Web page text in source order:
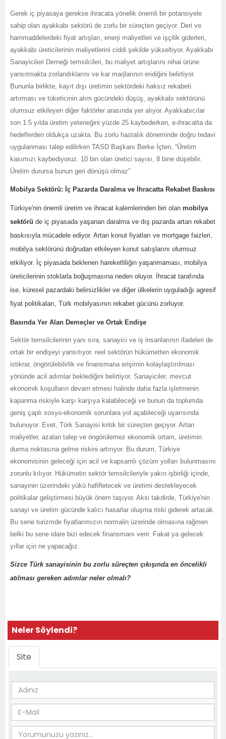
Gerek iç piyasaya gerekse ihracata yönelik önemli bir potansiyele
sahip olan ayakkabı sektörü de zorlu bir süreçten geçiyor. Deri ve
hammaddelerdeki fiyat artışları, enerji maliyetleri ve işçilik giderleri,
ayakkabı üreticilerinin maliyetlerini ciddi şekilde yükseltiyor. Ayakkabı
Sanayicileri Derneği temsilcileri, bu maliyet artışlarını nihai ürüne
yansıtmakta zorlandıklarını ve kar marjlarının eridiğini belirtiyor.
Bununla birlikte, kayıt dışı üretimin sektördeki haksız rekabeti
artırması ve tüketicinin alım gücündeki düşüş, ayakkabı sektörünü
olumsuz etkileyen diğer faktörler arasında yer alıyor. Ayakkabıcılar
son 1.5 yılda üretim yeteneğini yüzde 25 kaybederken, e-ihracatta da
hedeflerden oldukça uzakta. Bu zorlu hastalık döneminde doğru tedavi
uygulanması talep edilirken TASD Başkanı Berke İçten, “Üretim
kasımızı kaybediyoruz. 10 bin olan üretici sayısı, 8 bine düşebilir.
Üretim durursa bunun geri dönüşü olmaz”
Mobilya Sektörü: İç Pazarda Daralma ve İhracatta Rekabet Baskısı
Türkiye'nin önemli üretim ve ihracat kalemlerinden biri olan mobilya
sektörü de iç piyasada yaşanan daralma ve dış pazarda artan rekabet
baskısıyla mücadele ediyor. Artan konut fiyatları ve mortgage faizleri,
mobilya sektörünü doğrudan etkileyen konut satışlarını olumsuz
etkiliyor. İç piyasada beklenen hareketliliğin yaşanmaması, mobilya
üreticilerinin stoklarla boğuşmasına neden oluyor. İhracat tarafında
ise, küresel pazardaki belirsizlikler ve diğer ülkelerin uyguladığı agresif
fiyat politikaları, Türk mobilyasının rekabet gücünü zorluyor.
Basında Yer Alan Demeçler ve Ortak Endişe
Sektör temsilcilerinin yanı sıra, sanayici ve iş insanlarının ifadeleri de
ortak bir endişeyi yansıtıyor. reel sektörün hükümetten ekonomik
istikrar, öngörülebilirlik ve finansmana erişimin kolaylaştırılması
yönünde acil adımlar beklediğini belirtiyor. Sanayiciler, mevcut
ekonomik koşulların devam etmesi halinde daha fazla işletmenin
kapanma riskiyle karşı karşıya kalabileceği ve bunun da toplumda
geniş çaplı sosyo-ekonomik sorunlara yol açabileceği uyarısında
bulunuyor. Evet, Türk Sanayisi kritik bir süreçten geçiyor. Artan
maliyetler, azalan talep ve öngörülemez ekonomik ortam, üretimin
durma noktasına gelme riskini artırıyor. Bu durum, Türkiye
ekonomisinin geleceği için acil ve kapsamlı çözüm yolları bulunmasını
zorunlu kılıyor. Hükümetin sektör temsilcileriyle yakın işbirliği içinde,
sanayinin üzerindeki yükü hafifletecek ve üretimi destekleyecek
politikalar geliştirmesi büyük önem taşıyor. Aksi takdirde, Türkiye'nin
sanayi ve üretim gücünde kalıcı hasarlar oluşma riski giderek artacak.
Bu sene turizmde fiyatlarımızın normalin üzerinde olmasına rağmen
belki bu sene idare bizi edecek finansmanı verir. Fakat ya gelecek
yıllar için ne yapacağız.
Sizce Türk sanayisinin bu zorlu süreçten çıkışında en öncelikli
atılması gereken adımlar neler olmalı?
Neler Söylendi?
Site